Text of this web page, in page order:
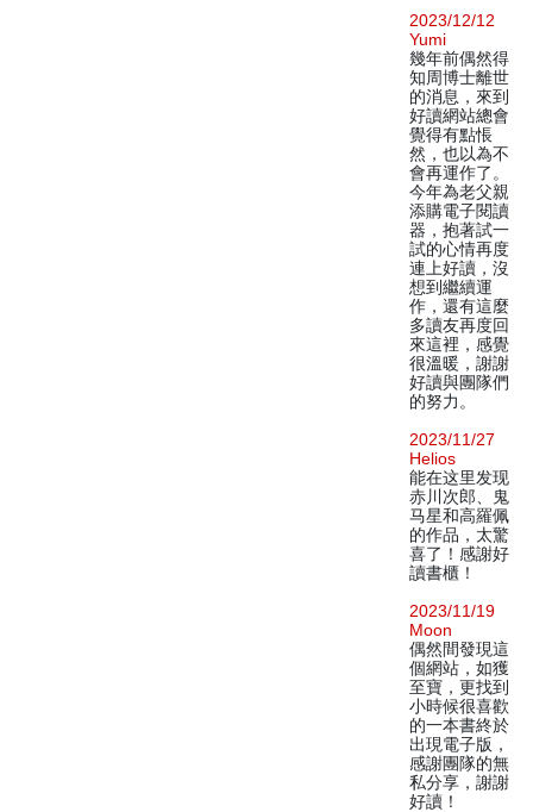
2023/12/12
Yumi
幾年前偶然得
知周博士離世
的消息，來到
好讀網站總會
覺得有點悵
然，也以為不
會再運作了。
今年為老父親
添購電子閱讀
器，抱著試一
試的心情再度
連上好讀，沒
想到繼續運
作，還有這麼
多讀友再度回
來這裡，感覺
很溫暖，謝謝
好讀與團隊們
的努力。
2023/11/27
Helios
能在这里发现
赤川次郎、鬼
马星和高羅佩
的作品，太驚
喜了！感謝好
讀書櫃！
2023/11/19
Moon
偶然間發現這
個網站，如獲
至寶，更找到
小時候很喜歡
的一本書終於
出現電子版，
感謝團隊的無
私分享，謝謝
好讀！